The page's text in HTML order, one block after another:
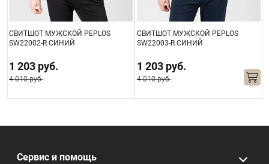
СВИТШОТ МУЖСКОЙ PEPLOS
SW22002-R СИНИЙ
1 203 руб.
4 010 руб.
СВИТШОТ МУЖСКОЙ PEPLOS
SW22003-R СИНИЙ
1 203 руб.
4 010 руб.
Сервис и помощь